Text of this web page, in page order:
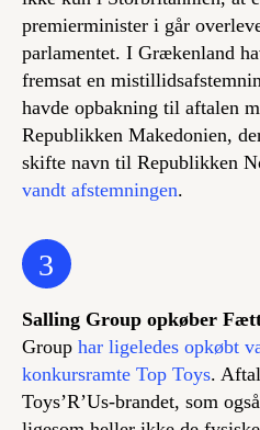
premierminister i går
parlamentet. I Grækenland
fremsat en
havde opbakning til aftalen
Republikken Makedonien,
skifte navn til Republikken
vandt afstemningen.
3
Salling Group opkøber
Group har ligeledes opkøbt
konkursramte Top Toys.
Toys’R’Us-brandet, som